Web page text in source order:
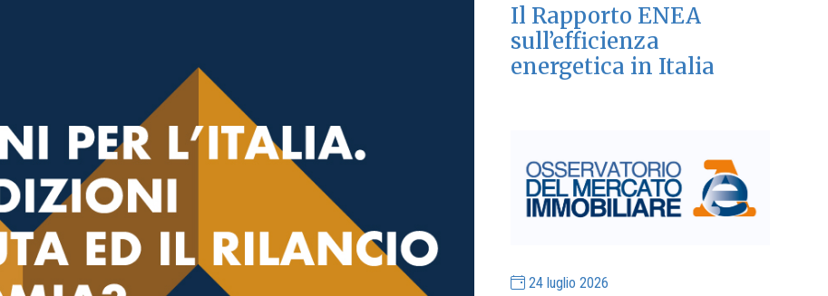
Il Rapporto ENEA
sull’efficienza
energetica in Italia
24 luglio 2026